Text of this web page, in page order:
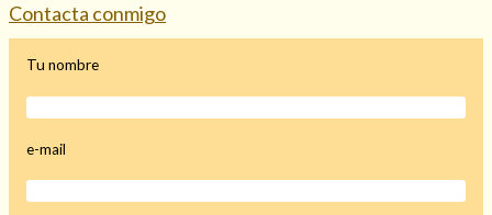
Contacta conmigo
Tu nombre
e-mail